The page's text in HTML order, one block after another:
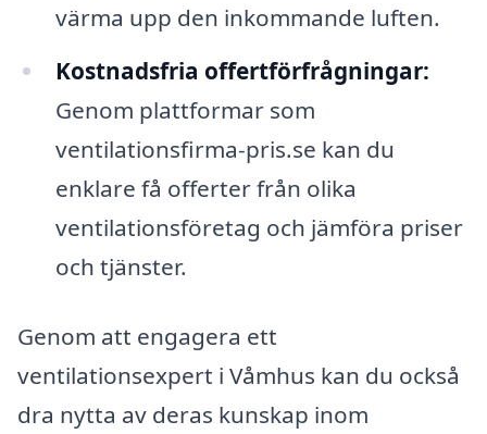
värma upp den inkommande luften.
Kostnadsfria offertförfrågningar:
Genom plattformar som
ventilationsfirma-pris.se kan du
enklare få offerter från olika
ventilationsföretag och jämföra priser
och tjänster.
Genom att engagera ett
ventilationsexpert i Våmhus kan du också
dra nytta av deras kunskap inom